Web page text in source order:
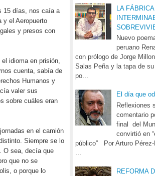
LA FÁBRICA
Nuevo
peruano
con prólogo de Jorge
Salas Peña y la tapa de
po...
El día que
Reflexiones
comentario
final del
convirtió en
público” Por Arturo
REFORMA
15 días, nos caía a
y el Aeropuerto
y presos con
idioma en prisión,
cuenta, sabía de
Humanos y
valer sus
sobre cuáles eran
en el camión
Siempre se lo
O sea, decía que
que no se
o porque lo